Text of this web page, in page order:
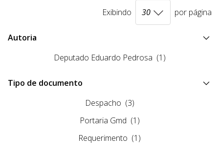
Exibindo por página
Autoria
Deputado Eduardo Pedrosa (1)
Tipo de documento
Despacho (3)
Portaria Gmd (1)
Requerimento (1)